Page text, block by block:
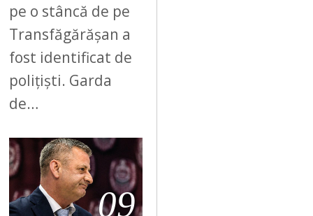
pe o stâncă de pe
Transfăgărășan a
fost identificat de
polițiști. Garda
de…
09